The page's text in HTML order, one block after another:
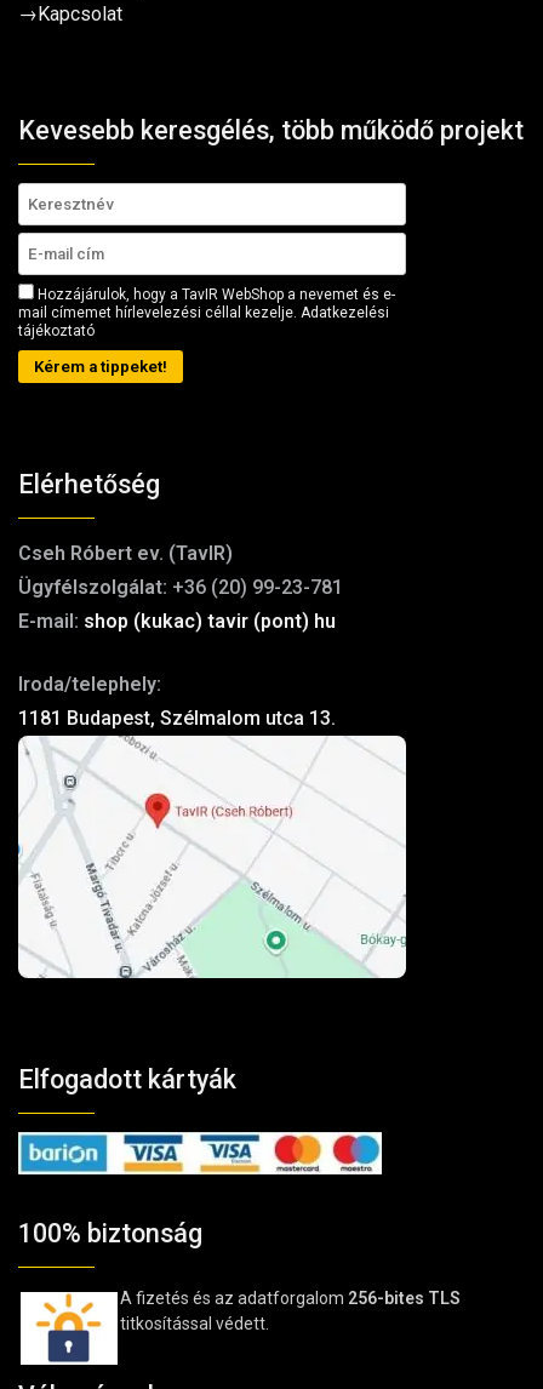
→Kapcsolat
Kevesebb keresgélés, több működő projekt
Hozzájárulok, hogy a TavIR WebShop a nevemet és e-
mail címemet hírlevelezési céllal kezelje. Adatkezelési
tájékoztató
Kérem a tippeket!
Elérhetőség
Cseh Róbert ev. (TavIR)
Ügyfélszolgálat: +36 (20) 99-23-781
E-mail: shop (kukac) tavir (pont) hu
Iroda/telephely:
1181 Budapest, Szélmalom utca 13.
Elfogadott kártyák
100% biztonság
A fizetés és az adatforgalom 256-bites TLS
titkosítással védett.